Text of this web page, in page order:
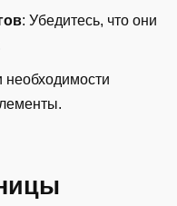
: Убедитесь, что они
необходимости